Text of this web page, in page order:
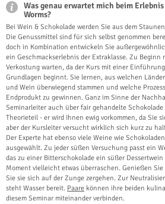
Was genau erwartet mich beim
Worms?
Bei Wein & Schokolade werden Sie aus dem
Die Genussmittel sind für sich selbst genommen
doch in Kombination entwickeln Sie
ein Geschmackserlebnis der Extraklasse. Zu Beginn
Verkostung warten, da der Kurs mit einer
Grundlagen beginnt. Sie lernen, aus welchen
und Wein überwiegend stammen und welche
Endprodukt zu gewinnen. Ganz im Sinne der
Seminarleiter auch über fair gehandelte
Theorieteil - er wird Ihnen ewig vorkommen, da Sie
aber der Kursleiter versucht wirklich sich kurz zu
Der Experte hat ebenso viele Weine wie
ausgewählt. Zu jeder süßen Versuchung passt ein
das zu einer Bitterschokolade ein süßer
Moment vielleicht etwas überraschen. Genießen
Sie sie sich auf der Zunge zergehen. Zur
steht Wasser bereit. Paare können ihre beiden
diesem Seminar miteinander verbinden.